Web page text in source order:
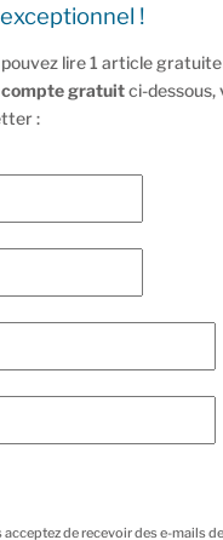
!
lire 1 article
compte gratuitci-dessous,
:
de recevoir des e-mails